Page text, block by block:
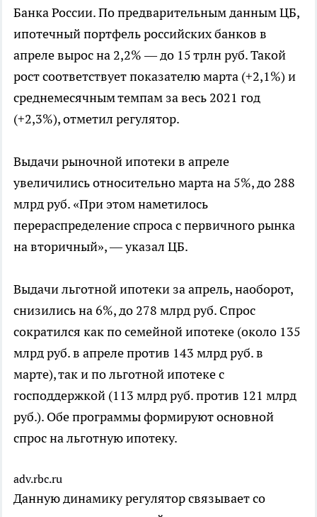
Банка России. По предварительным данным ЦБ,
ипотечный портфель российских банков в
апреле вырос на 2,2% — до 15 трлн руб. Такой
рост соответствует показателю марта (+2,1%) и
среднемесячным темпам за весь 2021 год
(+2,3%), отметил регулятор.
Выдачи рыночной ипотеки в апреле
увеличились относительно марта на 5%, до 288
млрд руб. «При этом наметилось
перераспределение спроса с первичного рынка
на вторичный», — указал ЦБ.
Выдачи льготной ипотеки за апрель, наоборот,
снизились на 6%, до 278 млрд руб. Спрос
сократился как по семейной ипотеке (около 135
млрд руб. в апреле против 143 млрд руб. в
марте), так и по льготной ипотеке с
господдержкой (113 млрд руб. против 121 млрд
руб.). Обе программы формируют основной
спрос на льготную ипотеку.
adv.rbc.ru
Данную динамику регулятор связывает со